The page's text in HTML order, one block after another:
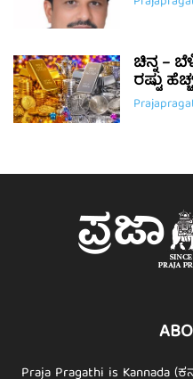
ಚಿನ್ನ –
ರಷ್ಟು
Praja Pragathi is Kannada